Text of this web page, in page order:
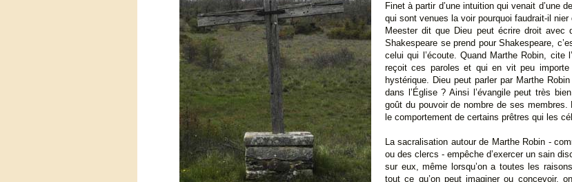
Finet à partir d’une intuition qui venait d’une
qui sont venues la voir pourquoi faudrait-il
Meester dit que Dieu peut écrire droit
Shakespeare se prend pour Shakespeare,
celui qui l’écoute. Quand Marthe Robin, cite
reçoit ces paroles et qui en vit peu importe
hystérique. Dieu peut parler par Marthe
dans l’Église ? Ainsi l’évangile peut très
goût du pouvoir de nombre de ses
le comportement de certains prêtres qui les
La sacralisation autour de Marthe Robin -
ou des clercs - empêche d’exercer un sain
sur eux, même lorsqu’on a toutes les
tout ce qu’on peut imaginer ou concevoir,